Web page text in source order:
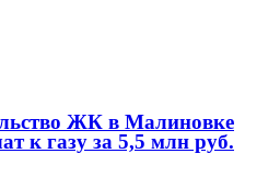
ЖК в Малиновке
к газу за 5,5 млн руб.